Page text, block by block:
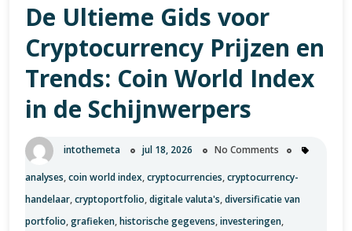
Coin
in
de
wereld
van
cryptocurrencies
De Ultieme Gids voor
Cryptocurrency Prijzen en
Trends: Coin World Index
in de Schijnwerpers
intothemeta jul 18, 2026 No Comments
analyses,coin world index,cryptocurrencies,cryptocurrency-
handelaar,cryptoportfolio,digitale valuta's,diversificatie van
portfolio,grafieken,historische gegevens,investeringen,